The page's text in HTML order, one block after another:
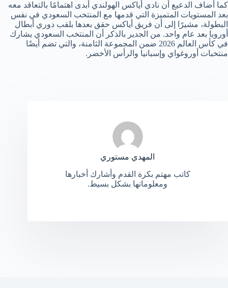
كما أضاف الدعيع أن نادي أياكس الهولندي أبدى اهتمامًا بالتعاقد معه
بعد المستويات المتميزة التي قدمها مع المنتخب السعودي في نفس
البطولة، مشيرًا إلى أن فريق أياكس حقق بعدها بلقب دوري أبطال
أوروبا بعد عام واحد. من الجدير بالذكر أن المنتخب السعودي يشارك
في كأس العالم 2026 ضمن المجموعة الثامنة، والتي تضم أيضًا
منتخبات أوروغواي وإسبانيا والرأس الأخضر.
المهدي مستوري
كاتب مهتم بكرة القدم وأشارك أخبارها
ومعلوماتها بشكل بسيط.